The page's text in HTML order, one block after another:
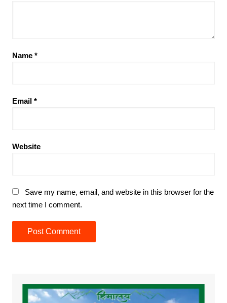
Name *
Email *
Website
Save my name, email, and website in this browser for the
next time I comment.